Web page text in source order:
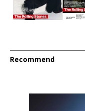
Recommend